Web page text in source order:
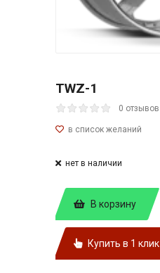
TWZ-1
0 отзывов
нет в наличии
В корзину
Купить в 1 клик